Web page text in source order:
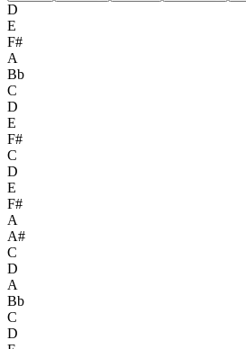
D
E
F#
A
Bb
C
D
E
F#
C
D
E
F#
A
A#
C
D
A
Bb
C
D